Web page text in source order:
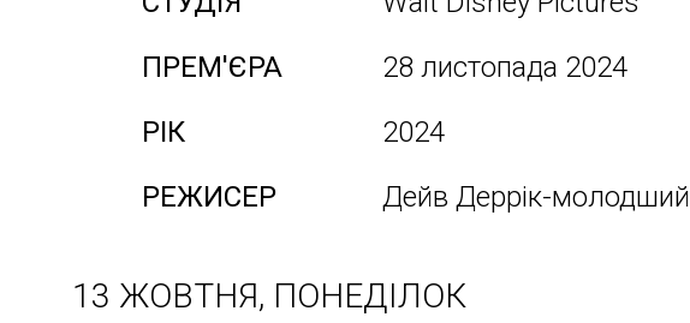
ПРЕМ'ЄРА
28 листопада 2024
РІК
2024
РЕЖИСЕР
Дейв Деррік-молодший
13 ЖОВТНЯ, ПОНЕДІЛОК